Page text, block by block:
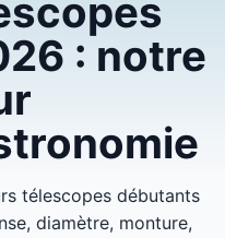
: notre
télescopes débutants
diamètre, monture,